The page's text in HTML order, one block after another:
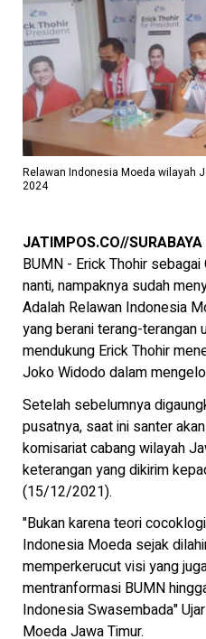
Relawan Indonesia Moeda wilayah
2024
JATIMPOS.CO//SURABAYA
BUMN - Erick Thohir
nanti, nampaknya sudah
Adalah Relawan Indonesia
yang berani terang-terangan
mendukung Erick Thohir
Joko Widodo dalam
Setelah sebelumnya
pusatnya, saat ini santer
komisariat cabang wilayah
keterangan yang dikirim
(15/12/2021).
"Bukan karena teori
Indonesia Moeda sejak
memperkerucut visi yang
mentranformasi BUMN
Indonesia Swasembada"
Moeda Jawa Timur.